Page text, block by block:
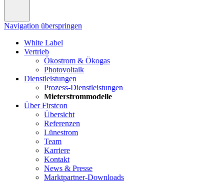
Navigation überspringen
White Label
Vertrieb
Ökostrom & Ökogas
Photovoltaik
Dienstleistungen
Prozess-Dienstleistungen
Mieterstrommodelle
Über Firstcon
Übersicht
Referenzen
Lünestrom
Team
Karriere
Kontakt
News & Presse
Marktpartner-Downloads